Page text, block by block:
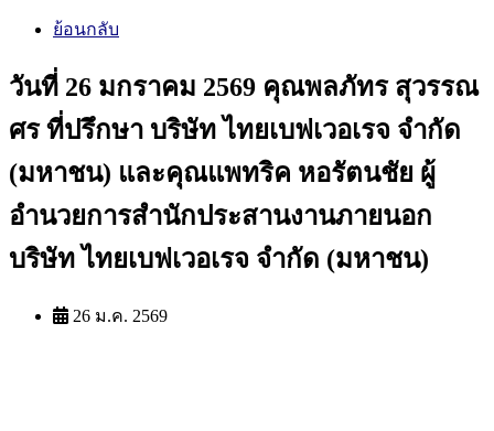
ย้อนกลับ
วันที่ 26 มกราคม 2569 คุณพลภัทร สุวรรณ
ศร ที่ปรึกษา บริษัท ไทยเบฟเวอเรจ จำกัด
(มหาชน) และคุณแพทริค หอรัตนชัย ผู้
อำนวยการสำนักประสานงานภายนอก
บริษัท ไทยเบฟเวอเรจ จำกัด (มหาชน)
26 ม.ค. 2569